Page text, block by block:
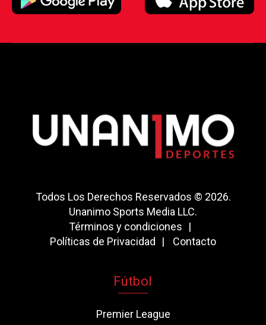
Todos Los Derechos Reservados © 2026.
Unanimo Sports Media LLC.
Términos y condiciones
Políticas de Privacidad
Contacto
Fútbol
Premier League